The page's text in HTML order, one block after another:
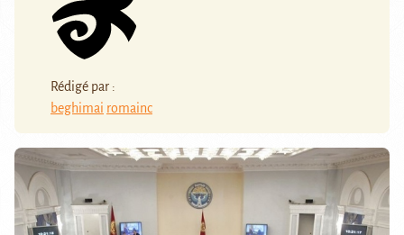
Rédigé par :
beghimai romainc